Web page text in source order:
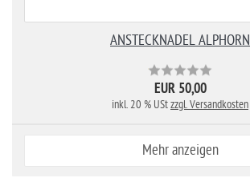
ANSTECKNADEL ALPHORN
EUR 50,00
inkl. 20 % UStzzgl. Versandkosten
Mehr anzeigen